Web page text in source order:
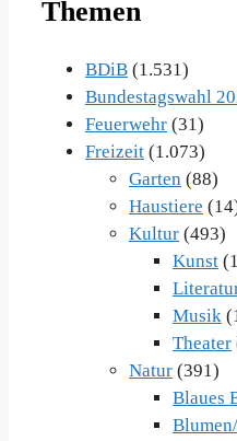
Themen
BDiB (1.531)
Bundestagswahl
Feuerwehr (31)
Freizeit (1.073)
Garten (88)
Haustiere
Kultur (493)
Kunst
Musik
Theater
Natur (391)
Blaues